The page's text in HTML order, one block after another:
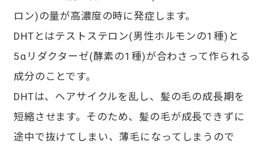
ロン)の量が高濃度の時に発症します。
DHTとはテストステロン(男性ホルモンの1種)と
5αリダクターゼ(酵素の1種)が合わさって作られる
成分のことです。
DHTは、ヘアサイクルを乱し、髪の毛の成長期を
短縮させます。そのため、髪の毛が成長できずに
途中で抜けてしまい、薄毛になってしまうので